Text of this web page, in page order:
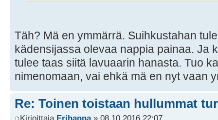
Täh? Mä en ymmärrä. Suihkustahan
kädensijassa olevaa nappia painaa. Ja
tulee taas siitä lavuaarin hanasta. Tuo
nimenomaan, vai ehkä mä en nyt vaan
Re: Toinen toistaan hullummat
Kirjoittaja Erihanna» 08.10.2016 22:07